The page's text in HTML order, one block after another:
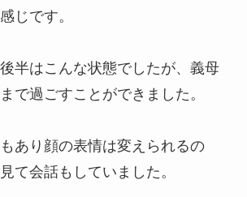
じです。
半はこんな状態でしたが、義母
で過ごすことができました。
あり顔の表情は変えられるの
て会話もしていました。